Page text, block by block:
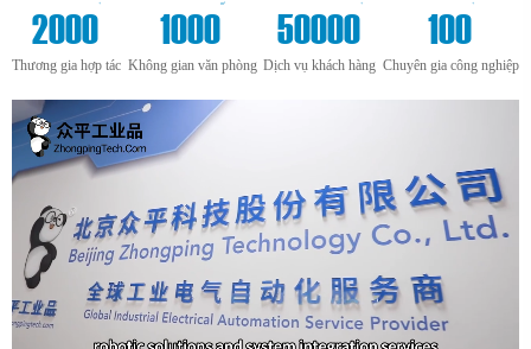
2000
+
Thương gia hợp tác
1000
m²
Không gian văn phòng
50000
+
Dịch vụ khách hàng
100
+
Chuyên gia công nghiệp